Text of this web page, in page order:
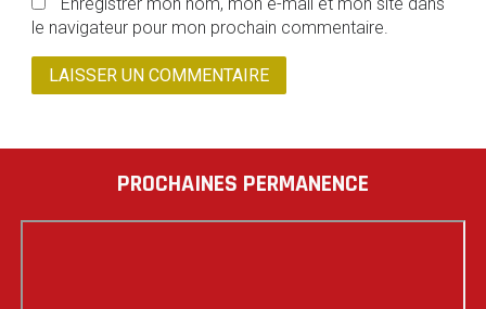
le navigateur pour mon prochain commentaire.
PROCHAINES PERMANENCE